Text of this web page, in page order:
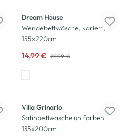
Dream House
Wendebettwäsche, kariert,
155x220cm
14,99 € 29,99 €
Villa Grinario
Satinbettwäsche unifarben
135x200cm